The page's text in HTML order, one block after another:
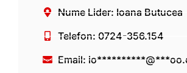
Nume Lider: Ioana Butucea
Telefon: 0724-356.154
Email: